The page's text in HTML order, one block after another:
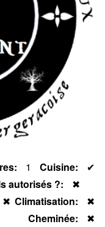
1 Cuisine
✔
autorisés ?
✖
✖ Climatisation
✖
Cheminée ✖